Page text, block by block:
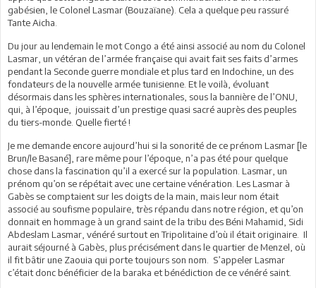
gabésien, le Colonel Lasmar (Bouzaïane). Cela a quelque peu rassuré
Tante Aicha.
Du jour au lendemain le mot Congo a été ainsi associé au nom du Colonel
Lasmar, un vétéran de l’armée française qui avait fait ses faits d’armes
pendant la Seconde guerre mondiale et plus tard en Indochine, un des
fondateurs de la nouvelle armée tunisienne. Et le voilà, évoluant
désormais dans les sphères internationales, sous la bannière de l’ONU,
qui, à l’époque, jouissait d’un prestige quasi sacré auprès des peuples
du tiers-monde. Quelle fierté !
Je me demande encore aujourd’hui si la sonorité de ce prénom Lasmar [le
Brun/le Basané], rare même pour l’époque, n’a pas été pour quelque
chose dans la fascination qu’il a exercé sur la population. Lasmar, un
prénom qu’on se répétait avec une certaine vénération. Les Lasmar à
Gabès se comptaient sur les doigts de la main, mais leur nom était
associé au soufisme populaire, très répandu dans notre région, et qu’on
donnait en hommage à un grand saint de la tribu des Béni Mahamid, Sidi
Abdeslam Lasmar, vénéré surtout en Tripolitaine d’où il était originaire. Il
aurait séjourné à Gabès, plus précisément dans le quartier de Menzel, où
il fit bâtir une Zaouia qui porte toujours son nom. S’appeler Lasmar
c’était donc bénéficier de la baraka et bénédiction de ce vénéré saint.